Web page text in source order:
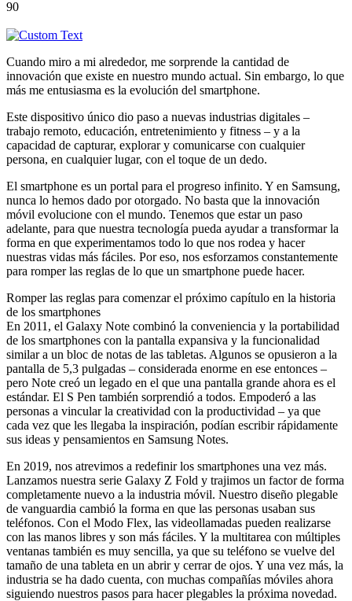
90
Cuando miro a mi alrededor, me sorprende la cantidad de
innovación que existe en nuestro mundo actual. Sin embargo, lo que
más me entusiasma es la evolución del smartphone.
Este dispositivo único dio paso a nuevas industrias digitales –
trabajo remoto, educación, entretenimiento y fitness – y a la
capacidad de capturar, explorar y comunicarse con cualquier
persona, en cualquier lugar, con el toque de un dedo.
El smartphone es un portal para el progreso infinito. Y en Samsung,
nunca lo hemos dado por otorgado. No basta que la innovación
móvil evolucione con el mundo. Tenemos que estar un paso
adelante, para que nuestra tecnología pueda ayudar a transformar la
forma en que experimentamos todo lo que nos rodea y hacer
nuestras vidas más fáciles. Por eso, nos esforzamos constantemente
para romper las reglas de lo que un smartphone puede hacer.
Romper las reglas para comenzar el próximo capítulo en la historia
de los smartphones
En 2011, el Galaxy Note combinó la conveniencia y la portabilidad
de los smartphones con la pantalla expansiva y la funcionalidad
similar a un bloc de notas de las tabletas. Algunos se opusieron a la
pantalla de 5,3 pulgadas – considerada enorme en ese entonces –
pero Note creó un legado en el que una pantalla grande ahora es el
estándar. El S Pen también sorprendió a todos. Empoderó a las
personas a vincular la creatividad con la productividad – ya que
cada vez que les llegaba la inspiración, podían escribir rápidamente
sus ideas y pensamientos en Samsung Notes.
En 2019, nos atrevimos a redefinir los smartphones una vez más.
Lanzamos nuestra serie Galaxy Z Fold y trajimos un factor de forma
completamente nuevo a la industria móvil. Nuestro diseño plegable
de vanguardia cambió la forma en que las personas usaban sus
teléfonos. Con el Modo Flex, las videollamadas pueden realizarse
con las manos libres y son más fáciles. Y la multitarea con múltiples
ventanas también es muy sencilla, ya que su teléfono se vuelve del
tamaño de una tableta en un abrir y cerrar de ojos. Y una vez más, la
industria se ha dado cuenta, con muchas compañías móviles ahora
siguiendo nuestros pasos para hacer plegables la próxima novedad.